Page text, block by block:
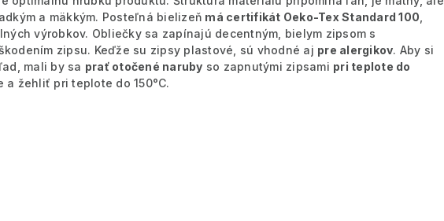
a mäkkým. Posteľná bielizeň má certifikát Oeko-Tex Standard 100
výrobkov. Obliečky sa zapínajú decentným, bielym zipsom s
zipsu. Keďže su zipsy plastové, sú vhodné aj pre alergikov. Aby si
mali by sa prať otočené naruby so zapnutými zipsami pri teplote do
a žehliť pri teplote do 150°C.